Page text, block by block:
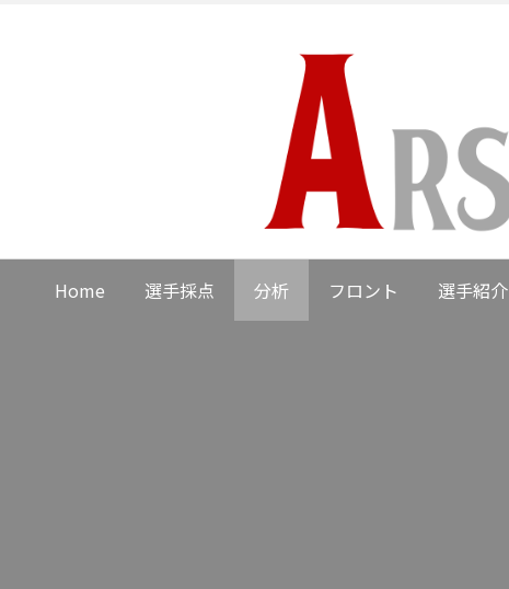
Home 選手採点 分析 フロント 選手紹介